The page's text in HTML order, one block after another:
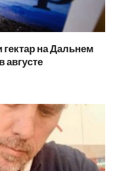
на Дальнем
августе